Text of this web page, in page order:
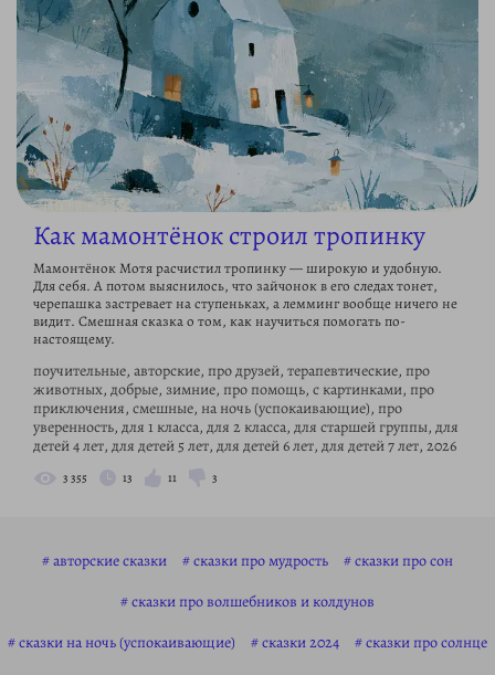
Как мамонтёнок строил тропинку
Мамонтёнок Мотя расчистил тропинку — широкую и удобную.
Для себя. А потом выяснилось, что зайчонок в его следах тонет,
черепашка застревает на ступеньках, а лемминг вообще ничего не
видит. Смешная сказка о том, как научиться помогать по-
настоящему.
поучительные, авторские, про друзей, терапевтические, про
животных, добрые, зимние, про помощь, с картинками, про
приключения, смешные, на ночь (успокаивающие), про
уверенность, для 1 класса, для 2 класса, для старшей группы, для
детей 4 лет, для детей 5 лет, для детей 6 лет, для детей 7 лет, 2026
3 355 13 11 3
авторские сказки сказки про мудрость
сказки про сон
сказки про волшебников и колдунов
сказки на ночь (успокаивающие)
сказки 2024 сказки про солнце